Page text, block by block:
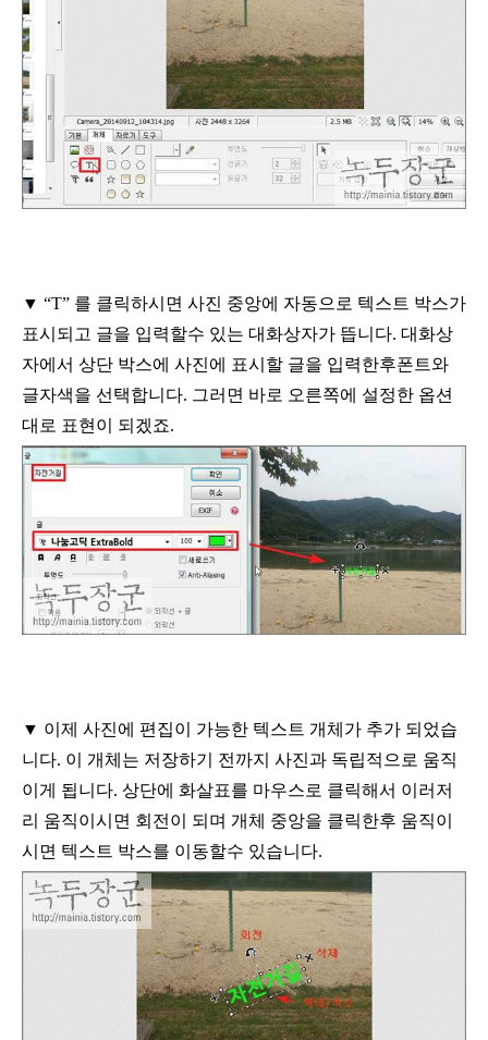
▼ “T” 를 클릭하시면 사진 중앙에 자동으로 텍스트 박스가
표시되고 글을 입력할수 있는 대화상자가 뜹니다. 대화상
자에서 상단 박스에 사진에 표시할 글을 입력한후폰트와
글자색을 선택합니다. 그러면 바로 오른쪽에 설정한 옵션
대로 표현이 되겠죠.
▼ 이제 사진에 편집이 가능한 텍스트 개체가 추가 되었습
니다. 이 개체는 저장하기 전까지 사진과 독립적으로 움직
이게 됩니다. 상단에 화살표를 마우스로 클릭해서 이러저
리 움직이시면 회전이 되며 개체 중앙을 클릭한후 움직이
시면 텍스트 박스를 이동할수 있습니다.